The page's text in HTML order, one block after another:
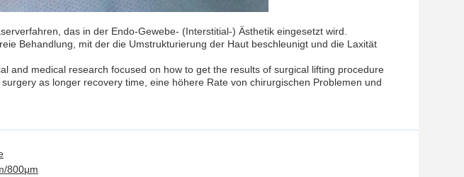
das in der Endo-Gewebe- (Interstitial-) Ästhetik eingesetzt wird.
Behandlung, mit der die Umstrukturierung der Haut beschleunigt und die Laxität
and medical research focused on how to get the results of surgical lifting procedure
as longer recovery time, eine höhere Rate von chirurgischen Problemen und
800μm